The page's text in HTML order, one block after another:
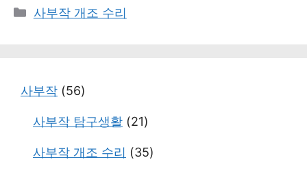
카
사부작 개조 수리
사부작 (56)
사부작 탐구생활 (21)
사부작 개조 수리 (35)